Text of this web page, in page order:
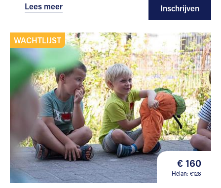
Lees meer Inschrijven
WACHTLIJST
€ 160
Helan: €128